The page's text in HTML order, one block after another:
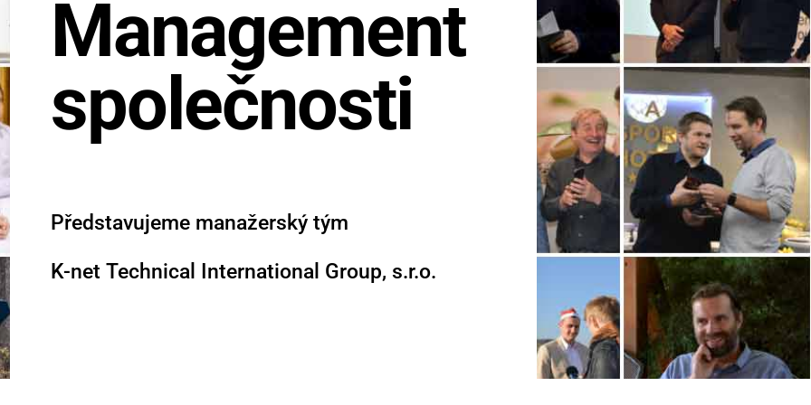
Management
společnosti
Představujeme manažerský tým
K-net Technical International Group, s.r.o.